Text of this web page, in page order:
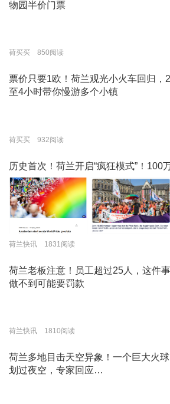
物园半价门票
荷买买 850阅读
票价只要1欧！荷兰观光小火车回归，2
至4小时带你慢游多个小镇
荷买买 932阅读
历史首次！荷兰开启“疯狂模式”！100
荷兰快讯 1831阅读
荷兰老板注意！员工超过25人，这件事
做不到可能要罚款
荷兰快讯 1810阅读
荷兰多地目击天空异象！一个巨大火球
划过夜空，专家回应…